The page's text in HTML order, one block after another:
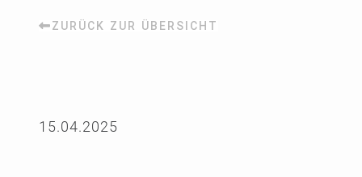
ZURÜCK ZUR ÜBERSICHT
15.04.2025